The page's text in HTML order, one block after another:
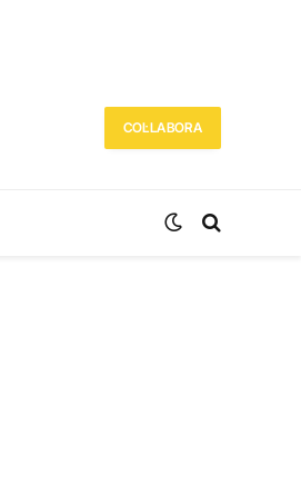
COL·LABORA